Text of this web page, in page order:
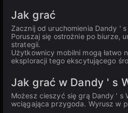
Jak grać
Zacznij od uruchomienia Dandy '
Poruszaj się ostrożnie po biurze,
strategii.
Użytkownicy mobilni mogą
eksploracji tego ekscytującego
Jak grać w Dandy ' s
Możesz cieszyć się grą Dandy ' s
wciągająca przygoda. Wyrusz w